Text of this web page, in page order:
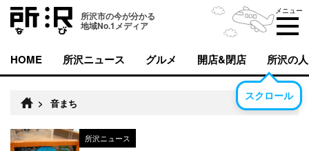
所沢市の今が分かる
地域No.1メディア
メニュー
HOME 所沢ニュース グルメ 開店&閉店 所沢の人
スクロール
> 音まち
所沢ニュース